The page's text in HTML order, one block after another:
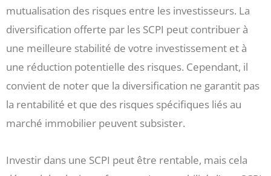
mutualisation des risques entre les investisseurs. La
diversification offerte par les SCPI peut contribuer à
une meilleure stabilité de votre investissement et à
une réduction potentielle des risques. Cependant, il
convient de noter que la diversification ne garantit pas
la rentabilité et que des risques spécifiques liés au
marché immobilier peuvent subsister.
Investir dans une SCPI peut être rentable, mais cela